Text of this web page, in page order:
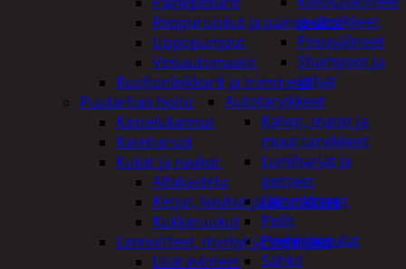
ja tarvikkeet
Pesuvälineet
Shampoot ja
vahat
Autotarvikkeet
Kalvot, matot ja
muut tarvikkeet
Lumiharjat ja
peitteet
Lämmittimet
Peilit
Pyyhkijänsulat
Sähkö
Reppuruiskut ja painepullot
Uppopumput
Vesiautomaatit
Ruohonleikkurit ja trimmerit
Puutarhan hoito
Kastelukannut
Kateharsot
Kukat ja ruukut
Altakastelu
Ketjut, koukut ja kiinnikkeet
Kukkaruukut
Lannoitteet, myrkyt ja siemenet
Lisäravinteet